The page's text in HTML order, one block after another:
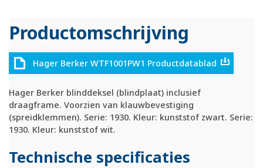
Productomschrijving
Hager Berker WTF1001PW1 Productdatablad
Hager Berker blinddeksel (blindplaat) inclusief
draagframe. Voorzien van klauwbevestiging
(spreidklemmen). Serie: 1930. Kleur: kunststof zwart. Serie:
1930. Kleur: kunststof wit.
Technische specificaties